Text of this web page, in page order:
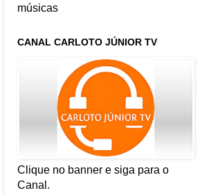
músicas
CANAL CARLOTO JÚNIOR TV
Clique no banner e siga para o
Canal.